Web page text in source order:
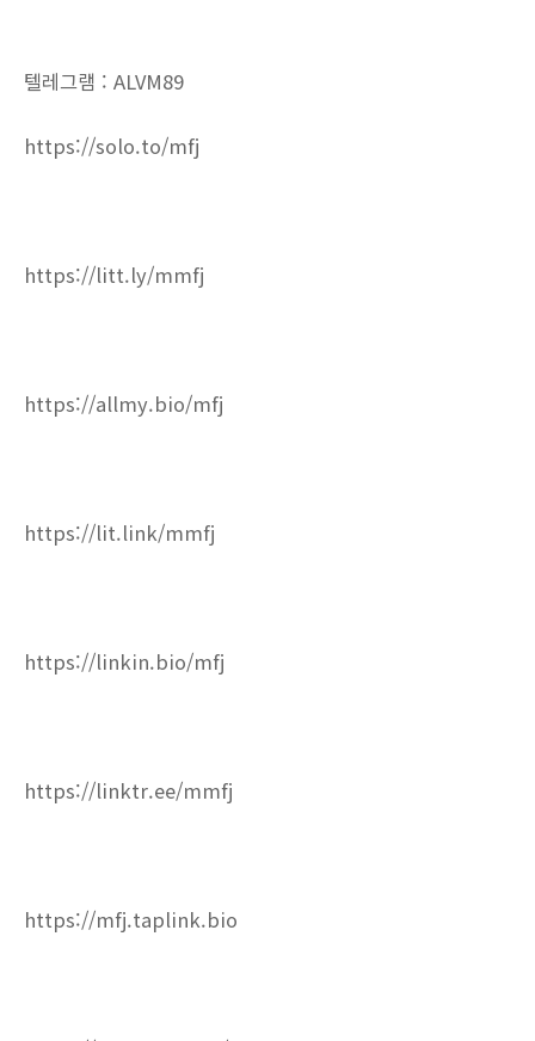
텔레그램 : ALVM89
https://solo.to/mfj
https://litt.ly/mmfj
https://allmy.bio/mfj
https://lit.link/mmfj
https://linkin.bio/mfj
https://linktr.ee/mmfj
https://mfj.taplink.bio